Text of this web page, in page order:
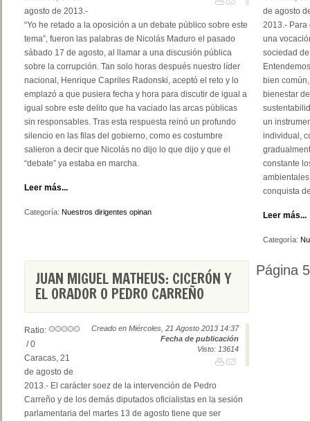
agosto de 2013.-
“Yo he retado a la oposición a un debate público sobre este
tema”, fueron las palabras de Nicolás Maduro el pasado
sábado 17 de agosto, al llamar a una discusión pública
sobre la corrupción. Tan solo horas después nuestro líder
nacional, Henrique Capriles Radonski, aceptó el reto y lo
emplazó a que pusiera fecha y hora para discutir de igual a
igual sobre este delito que ha vaciado las arcas públicas
sin responsables. Tras esta respuesta reinó un profundo
silencio en las filas del gobierno, como es costumbre
salieron a decir que Nicolás no dijo lo que dijo y que el
“debate” ya estaba en marcha.
Leer más...
Categoría: Nuestros dirigentes opinan
de agosto
2013.- Para
una
sociedad
bien
bienestar
un
individual,
constante
conquista
Leer más...
Categoría:
JUAN MIGUEL MATHEUS: CICERÓN Y
EL ORADOR O PEDRO CARREÑO
Creado en Miércoles, 21 Agosto 2013 14:37
Fecha de publicación
Visto: 13614
Ratio:
/ 0
Caracas, 21
de agosto de
2013.- El carácter soez de la intervención de Pedro
Carreño y de los demás diputados oficialistas en la sesión
parlamentaria del martes 13 de agosto tiene que ser
Página